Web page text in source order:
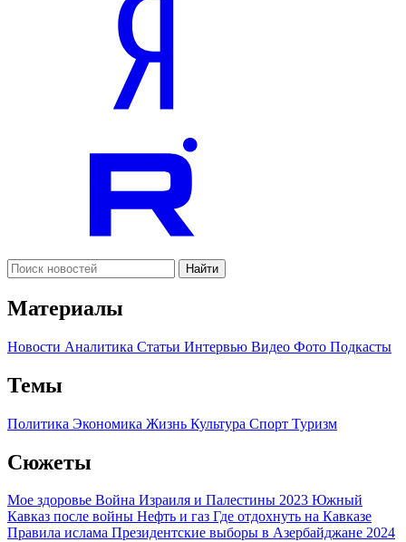
Найти
Материалы
Новости Аналитика Статьи Интервью Видео Фото Подкасты
Темы
Политика Экономика Жизнь Культура Спорт Туризм
Сюжеты
Мое здоровье Война Израиля и Палестины 2023 Южный
Кавказ после войны Нефть и газ Где отдохнуть на Кавказе
Правила ислама Президентские выборы в Азербайджане 2024